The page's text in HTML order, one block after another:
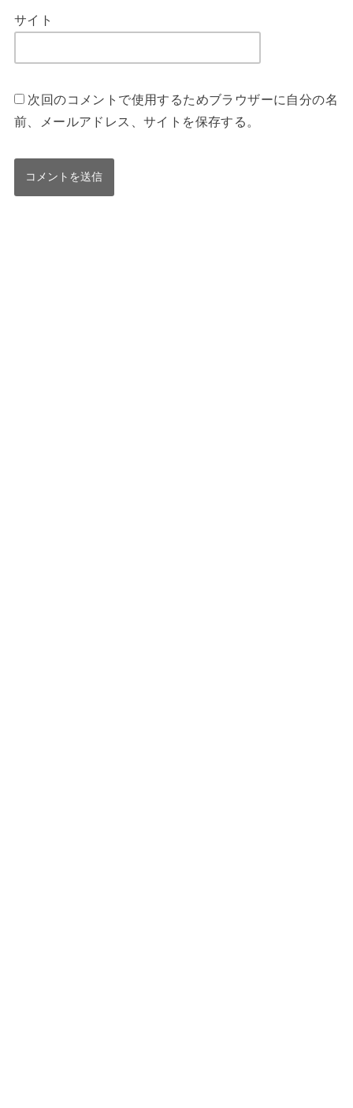
サイト
次回のコメントで使用するためブラウザーに自分の名
前、メールアドレス、サイトを保存する。